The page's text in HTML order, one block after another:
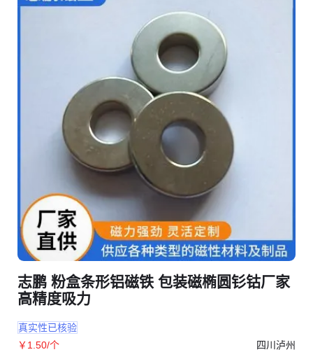
志鹏 粉盒条形铝磁铁 包装磁椭圆钐钴厂家
高精度吸力
真实性已核验
￥ 1.50/个
四川泸州